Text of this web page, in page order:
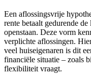
Een aflossingsvrije
rente betaalt gedurende
openstaan. Deze vorm
verplichte aflossingen.
veel huiseigenaren is dit
financiële situatie – zoals
flexibiliteit vraagt.